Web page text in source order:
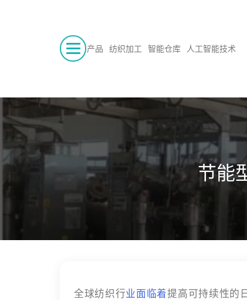
产品 纺织加工 智能仓库 人工智能技术
节能
全球纺织行业面临着提高可持续性的